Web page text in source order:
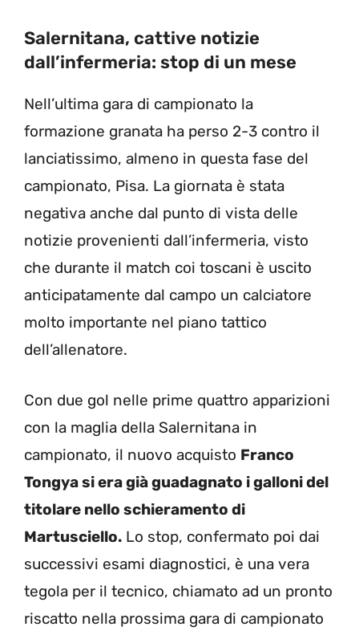
Salernitana, cattive notizie
dall’infermeria: stop di un mese
Nell’ultima gara di campionato la
formazione granata ha perso 2-3 contro il
lanciatissimo, almeno in questa fase del
campionato, Pisa. La giornata è stata
negativa anche dal punto di vista delle
notizie provenienti dall’infermeria, visto
che durante il match coi toscani è uscito
anticipatamente dal campo un calciatore
molto importante nel piano tattico
dell’allenatore.
Con due gol nelle prime quattro apparizioni
con la maglia della Salernitana in
campionato, il nuovo acquisto Franco
Tongya si era già guadagnato i galloni del
titolare nello schieramento di
Martusciello. Lo stop, confermato poi dai
successivi esami diagnostici, è una vera
tegola per il tecnico, chiamato ad un pronto
riscatto nella prossima gara di campionato